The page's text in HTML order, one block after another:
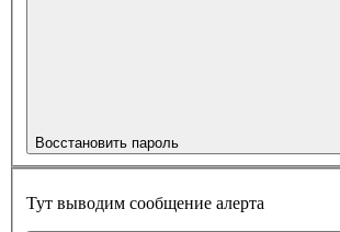
Восстановить пароль
Тут выводим сообщение алерта